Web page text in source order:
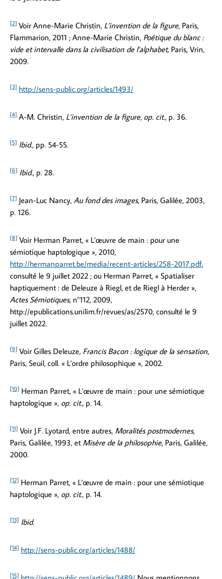
[2] Voir Anne-Marie Christin, L’invention de la figure, Paris,
Flammarion, 2011 ; Anne-Marie Christin, Poétique du blanc :
vide et intervalle dans la civilisation de l’alphabet, Paris, Vrin,
2009.
[3] http://sens-public.org/articles/1493/
[4] A-M. Christin, L’invention de la figure, op. cit., p. 36.
[5] Ibid., pp. 54-55.
[6] Ibid., p. 28.
[7] Jean-Luc Nancy, Au fond des images, Paris, Galilée, 2003,
p. 126.
[8] Voir Herman Parret, « L’œuvre de main : pour une
sémiotique haptologique », 2010,
http://hermanparret.be/media/recent-articles/258-2017.pdf,
consulté le 9 juillet 2022 ; ou Herman Parret, « Spatialiser
haptiquement : de Deleuze à Riegl, et de Riegl à Herder »,
Actes Sémiotiques, n°112, 2009,
http://epublications.unilim.fr/revues/as/2570, consulté le 9
juillet 2022.
[9] Voir Gilles Deleuze, Francis Bacon : logique de la sensation,
Paris, Seuil, coll. « L’ordre philosophique », 2002.
[10] Herman Parret, « L’œuvre de main : pour une sémiotique
haptologique », op. cit., p. 14.
[11] Voir J.F. Lyotard, entre autres, Moralités postmodernes,
Paris, Galilée, 1993, et Misère de la philosophie, Paris, Galilée,
2000.
[12] Herman Parret, « L’œuvre de main : pour une sémiotique
haptologique », op. cit., p. 14.
[13] Ibid.
[14] http://sens-public.org/articles/1488/
[15]